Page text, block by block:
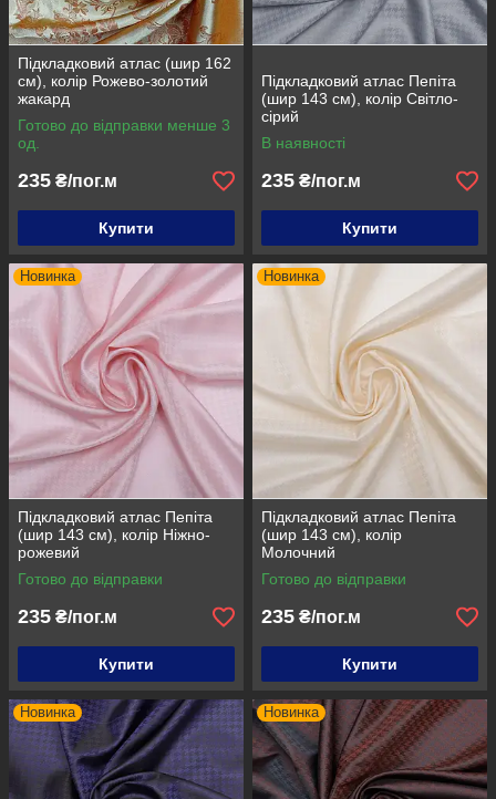
Підкладковий атлас (шир 162
см), колір Рожево-золотий
жакард
Готово до відправки менше 3
од.
235 ₴/пог.м
Купити
Підкладковий атлас Пепіта
(шир 143 см), колір Світло-
сірий
В наявності
235 ₴/пог.м
Купити
Новинка
Підкладковий атлас Пепіта
(шир 143 см), колір Ніжно-
рожевий
Готово до відправки
235 ₴/пог.м
Купити
Новинка
Підкладковий атлас Пепіта
(шир 143 см), колір
Молочний
Готово до відправки
235 ₴/пог.м
Купити
Новинка Новинка